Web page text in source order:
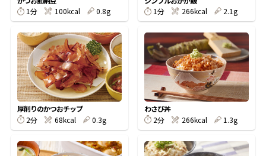
楽チン屋® ストレートつゆ
だし巻き卵特集
かつおだしが決め手！簡単茶碗蒸し
1分
100kcal 0.8g
1分
266kcal 2.1g
厚削りのかつおチップ
2分
68kcal 0.3g
わさび丼
2分
266kcal 1.3g